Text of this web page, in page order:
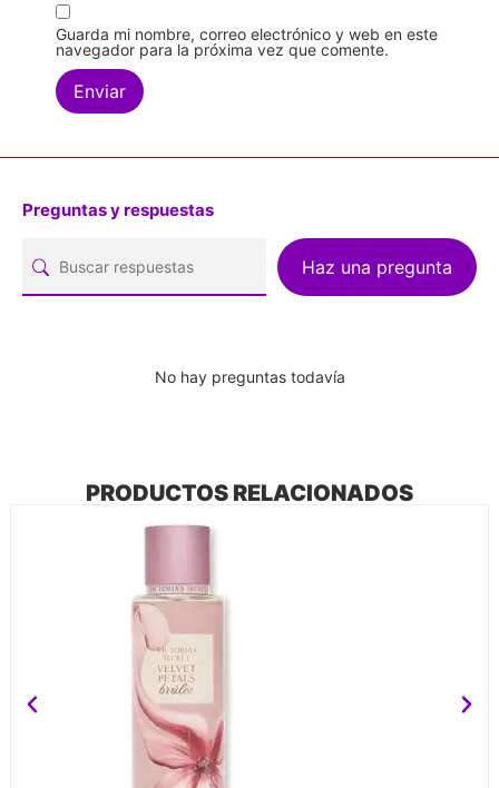
Guarda mi nombre, correo electrónico y web en este
navegador para la próxima vez que comente.
Preguntas y respuestas
Haz una pregunta
No hay preguntas todavía
PRODUCTOS RELACIONADOS